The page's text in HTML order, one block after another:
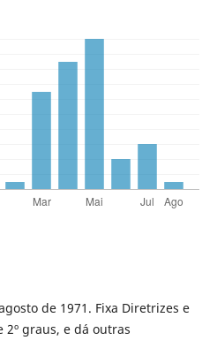
de 1971. Fixa Diretrizes e
2º graus, e dá outras